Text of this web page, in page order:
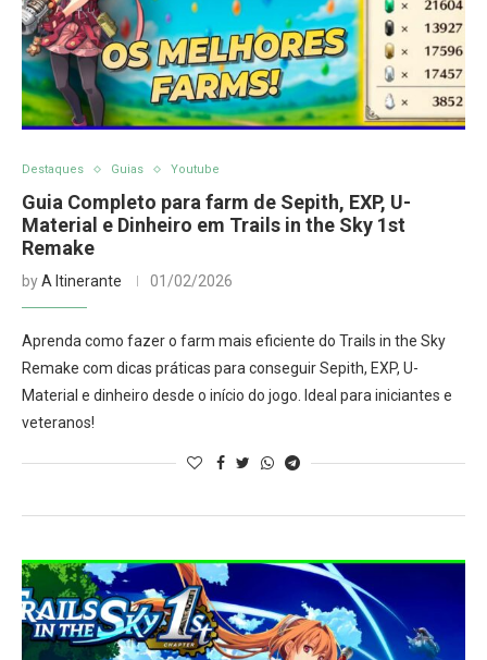
Destaques Guias Youtube
Guia Completo para farm de Sepith, EXP, U-
Material e Dinheiro em Trails in the Sky 1st
Remake
byA Itinerante 01/02/2026
Aprenda como fazer o farm mais eficiente do Trails in the Sky
Remake com dicas práticas para conseguir Sepith, EXP, U-
Material e dinheiro desde o início do jogo. Ideal para iniciantes e
veteranos!